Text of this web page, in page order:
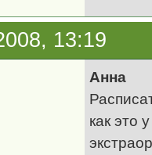
13:19
Анна
как это